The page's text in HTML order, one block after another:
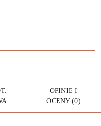
OPINIE I
OCENY (0)